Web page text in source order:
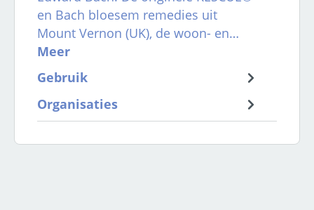
en Bach bloesem remedies uit
Mount Vernon (UK), de woon- en…
Meer
Gebruik
Organisaties